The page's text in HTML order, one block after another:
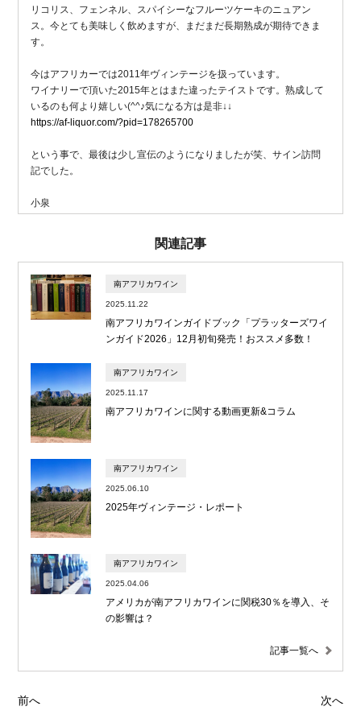
リコリス、フェンネル、スパイシーなフルーツケーキのニュアン
ス。今とても美味しく飲めますが、まだまだ長期熟成が期待できま
す。
今はアフリカーでは2011年ヴィンテージを扱っています。
ワイナリーで頂いた2015年とはまた違ったテイストです。熟成して
いるのも何より嬉しい(^^♪気になる方は是非↓↓
https://af-liquor.com/?pid=178265700
という事で、最後は少し宣伝のようになりましたが笑、サイン訪問
記でした。
小泉
関連記事
南アフリカワイン
2025.11.22
南アフリカワインガイドブック「プラッターズワイ
ンガイド2026」12月初旬発売！おススメ多数！
南アフリカワイン
2025.11.17
南アフリカワインに関する動画更新&コラム
南アフリカワイン
2025.06.10
2025年ヴィンテージ・レポート
南アフリカワイン
2025.04.06
アメリカが南アフリカワインに関税30％を導入、そ
の影響は？
記事一覧へ
前へ 次へ